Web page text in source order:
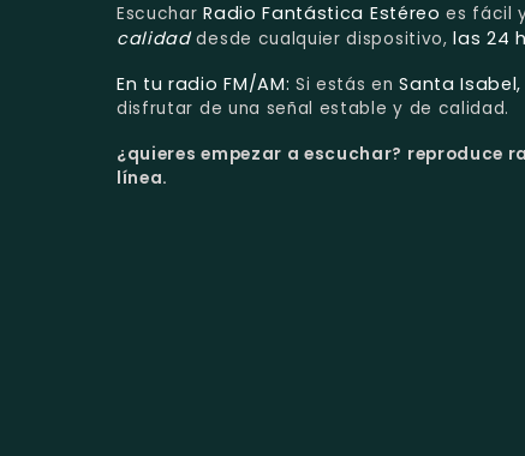
EscucharRadio Fantástica Estéreo es fácil
calidaddesde cualquier dispositivo,las 24
En tu radio FM/AM: Si estás enSanta
disfrutar de una señal estable y de calidad.
¿quieres empezar a escuchar? reproduce
línea.